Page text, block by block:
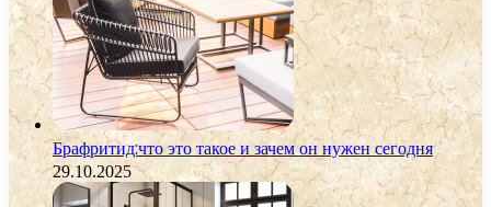
Брафритид:что это такое и зачем он нужен сегодня
29.10.2025